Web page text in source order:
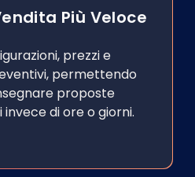
Più Veloce
prezzi e
permettendo
proposte
di ore o giorni.